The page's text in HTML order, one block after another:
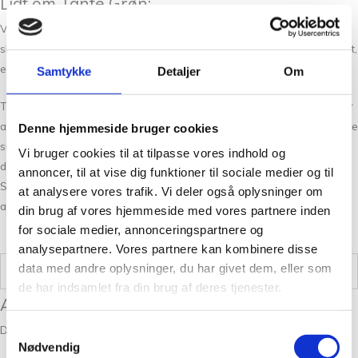
Samtykke Detaljer Om
Denne hjemmeside bruger cookies
Vi bruger cookies til at tilpasse vores indhold og
annoncer, til at vise dig funktioner til sociale medier og til
at analysere vores trafik. Vi deler også oplysninger om
din brug af vores hjemmeside med vores partnere inden
for sociale medier, annonceringspartnere og
analysepartnere. Vores partnere kan kombinere disse
data med andre oplysninger, du har givet dem, eller som
de har indsamlet fra din brug af deres tjenester.
Samtykkevalg
Nødvendig
Vi har et stort udvalg, og kan hurtigt få farverne hjem til dig, hvis de
skulle være udsolgt. Kontakt os gerne hvis du har spørgsmål til garnet,
eller er i tvivl om det kan passe til dit næste projekt.
Tante Grøn CPH udvider løbende garn sortimentet med nye versioner
af vores garner. Fandt du ikke den rigtige garn kvalitet har vi altid flere
substitutter at vælge i mellem. Det kan være svært at vælge netop
den rigtige farve, så tag dig god tid og spørg os endelig til råds. Hvis
Snefnug Lys Dueblå 7755 farven ikke lige er dig, så kan du se de
andreSnefnugfarver her.
Vægt 0,05 kg
Anmeldelser
Der er endnu ikke nogle anmeldelser.